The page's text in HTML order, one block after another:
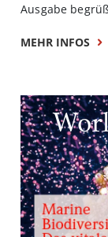
Ausgabe
MEHR INFOS